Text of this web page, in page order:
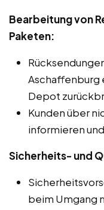
Bearbeitung von
Paketen:
Aschaffenburg
Depot
Kunden über
informieren
Sicherheits- und
beim Umgang